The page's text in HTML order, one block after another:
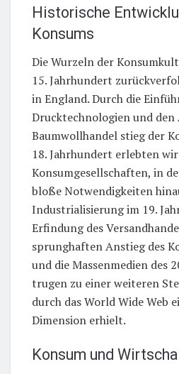
Historische
Konsums
Die Wurzeln der
15. Jahrhundert
in England. Durch die
Drucktechnologien und den
Baumwollhandel stieg der
18. Jahrhundert erlebten
Konsumgesellschaften, in
bloße Notwendigkeiten
Industrialisierung im 19.
Erfindung des
sprunghaften Anstieg des
und die Massenmedien des
trugen zu einer weiteren
durch das World Wide Web
Dimension erhielt.
Konsum und